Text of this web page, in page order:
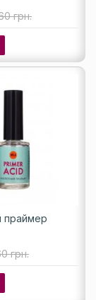
грн.
праймер
грн.